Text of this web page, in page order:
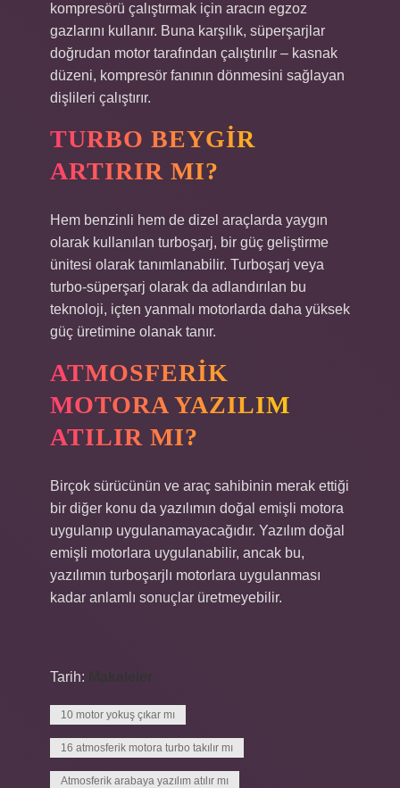
kompresörü çalıştırmak için aracın egzoz
gazlarını kullanır. Buna karşılık, süperşarjlar
doğrudan motor tarafından çalıştırılır – kasnak
düzeni, kompresör fanının dönmesini sağlayan
dişlileri çalıştırır.
TURBO BEYGIR
ARTIRIR MI?
Hem benzinli hem de dizel araçlarda yaygın
olarak kullanılan turboşarj, bir güç geliştirme
ünitesi olarak tanımlanabilir. Turboşarj veya
turbo-süperşarj olarak da adlandırılan bu
teknoloji, içten yanmalı motorlarda daha yüksek
güç üretimine olanak tanır.
ATMOSFERIK
MOTORA YAZILIM
ATILIR MI?
Birçok sürücünün ve araç sahibinin merak ettiği
bir diğer konu da yazılımın doğal emişli motora
uygulanıp uygulanamayacağıdır. Yazılım doğal
emişli motorlara uygulanabilir, ancak bu,
yazılımın turboşarjlı motorlara uygulanması
kadar anlamlı sonuçlar üretmeyebilir.
Tarih:
10 motor yokuş çıkar mı
16 atmosferik motora turbo takılır mı
Atmosferik arabaya yazılım atılır mı